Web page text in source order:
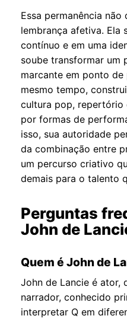
Essa permanência não
lembrança afetiva. Ela
contínuo e em uma
soube transformar um
marcante em ponto
mesmo tempo,
cultura pop, repertório
por formas de
isso, sua autoridade
da combinação entre
um percurso criativo
demais para o talento
Perguntas
John de
Quem é John de
John de Lancie é ator,
narrador, conhecido
interpretar Q em